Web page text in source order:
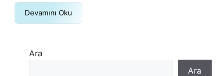
Devamını Oku
Ara
Ara